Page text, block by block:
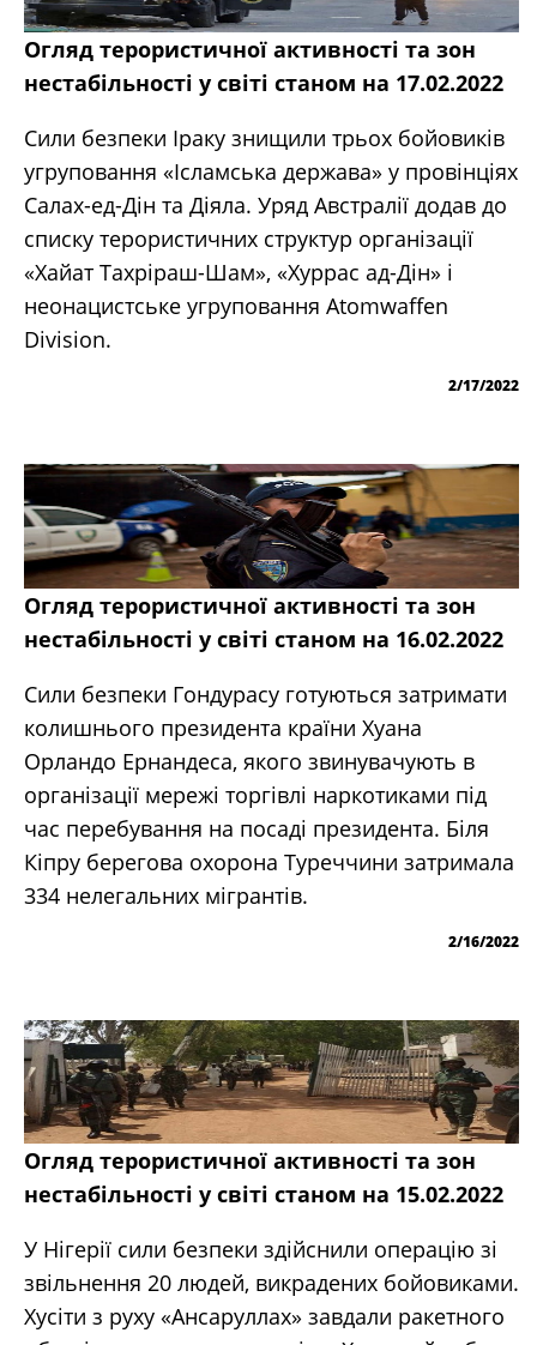
Огляд терористичної активності та зон
нестабільності у світі станом на 17.02.2022
Сили безпеки Іраку знищили трьох бойовиків
угруповання «Ісламська держава» у провінціях
Салах-ед-Дін та Діяла. Уряд Австралії додав до
списку терористичних структур організації
«Хайат Тахріраш-Шам», «Хуррас ад-Дін» і
неонацистське угруповання Atomwaffen
Division.
2/17/2022
Огляд терористичної активності та зон
нестабільності у світі станом на 16.02.2022
Сили безпеки Гондурасу готуються затримати
колишнього президента країни Хуана
Орландо Ернандеса, якого звинувачують в
організації мережі торгівлі наркотиками під
час перебування на посаді президента. Біля
Кіпру берегова охорона Туреччини затримала
334 нелегальних мігрантів.
2/16/2022
Огляд терористичної активності та зон
нестабільності у світі станом на 15.02.2022
У Нігерії сили безпеки здійснили операцію зі
звільнення 20 людей, викрадених бойовиками.
Хусіти з руху «Ансаруллах» завдали ракетного